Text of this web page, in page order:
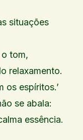
situações
tom,
relaxamento.
os espíritos.’
se abala:
essência.